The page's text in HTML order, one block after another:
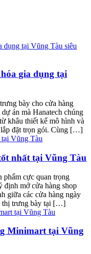
gia dụng tại
bày cho cửa hàng
án mà Hanatech chúng
khâu thiết kế mô hình và
lắp đặt trọn gói. Cùng […]
nhất tại Vũng Tàu
phẩm cực quan trọng
định mở cửa hàng shop
giữa các cửa hàng ngày
thị trưng bày tại […]
Minimart tại Vũng